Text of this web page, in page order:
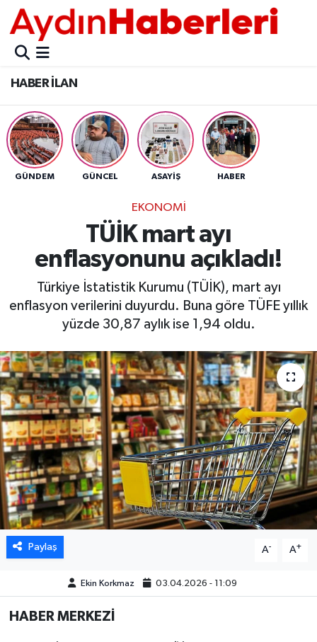
HABER İLAN
GÜNDEM GÜNCEL ASAYİŞ HABER
EKONOMİ
TÜİK mart ayı
enflasyonunu açıkladı!
Türkiye İstatistik Kurumu (TÜİK), mart ayı
enflasyon verilerini duyurdu. Buna göre TÜFE yıllık
yüzde 30,87 aylık ise 1,94 oldu.
Paylaş A- A+
Ekin Korkmaz 03.04.2026 - 11:09
HABER MERKEZİ
GÜNCEL
POLİTİKA
BELEDİYELER
ASAYİŞ
ÇEVRE
DIŞ
EGE
EĞİTİM
EKOLOJİ VE ÇEVRE
BİLİM VE TEKNOLOJİ
GENEL
GÜNDEM
HABERDE İNSAN
Aydın Nöbetçi Eczaneler
Aydın Hava Durumu
Aydin Namaz Vakitleri
Aydın Trafik Yoğunluk Haritası
Tüm Manşetler
Son Dakika Haberleri
Haber Arşivi